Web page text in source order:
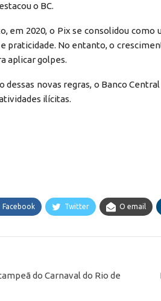
o BC.
em 2020, o Pix se consolidou
e praticidade. No entanto, o
aplicar golpes.
dessas novas regras, o Banco
ilícitas.
Facebook Twitter O email
do Carnaval do Rio de